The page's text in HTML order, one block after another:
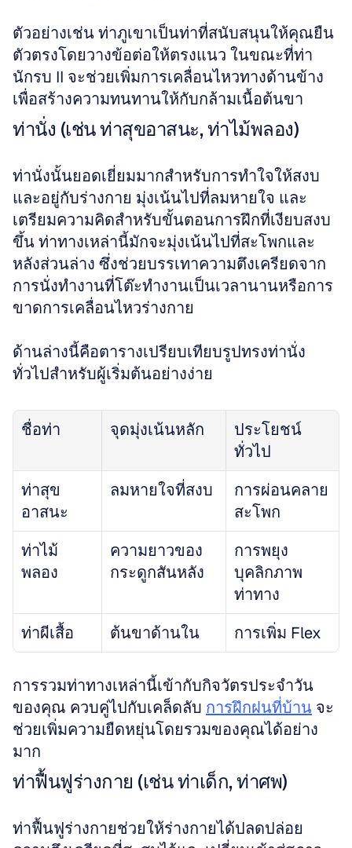
ตัวอย่างเช่น ท่าภูเขาเป็นท่าที่สนับสนุนให้คุณยืน
ตัวตรงโดยวางข้อต่อให้ตรงแนว ในขณะที่ท่า
นักรบ II จะช่วยเพิ่มการเคลื่อนไหวทางด้านข้าง
เพื่อสร้างความทนทานให้กับกล้ามเนื้อต้นขา
ท่านั่ง (เช่น ท่าสุขอาสนะ, ท่าไม้พลอง)
ท่านั่งนั้นยอดเยี่ยมมากสำหรับการทำใจให้สงบ
และอยู่กับร่างกาย มุ่งเน้นไปที่ลมหายใจ และ
เตรียมความคิดสำหรับขั้นตอนการฝึกที่เงียบสงบ
ขึ้น ท่าทางเหล่านี้มักจะมุ่งเน้นไปที่สะโพกและ
หลังส่วนล่าง ซึ่งช่วยบรรเทาความตึงเครียดจาก
การนั่งทำงานที่โต๊ะทำงานเป็นเวลานานหรือการ
ขาดการเคลื่อนไหวร่างกาย
ด้านล่างนี้คือตารางเปรียบเทียบรูปทรงท่านั่ง
ทั่วไปสำหรับผู้เริ่มต้นอย่างง่าย
ชื่อท่า จุดมุ่งเน้นหลัก
ประโยชน์
ทั่วไป
ท่าสุข
อาสนะ
ลมหายใจที่สงบ
การผ่อนคลาย
สะโพก
ท่าไม้
พลอง
ความยาวของ
กระดูกสันหลัง
การพยุง
บุคลิกภาพ
ท่าทาง
ท่าผีเสื้อ
ต้นขาด้านใน การเพิ่ม Flex
การรวมท่าทางเหล่านี้เข้ากับกิจวัตรประจำวัน
ของคุณ ควบคู่ไปกับเคล็ดลับ การฝึกฝนที่บ้าน จะ
ช่วยเพิ่มความยืดหยุ่นโดยรวมของคุณได้อย่าง
มาก
ท่าฟื้นฟูร่างกาย (เช่น ท่าเด็ก, ท่าศพ)
ท่าฟื้นฟูร่างกายช่วยให้ร่างกายได้ปลดปล่อย